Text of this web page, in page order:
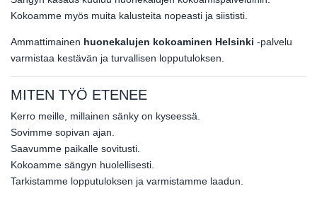
Kokoamme myös muita kalusteita nopeasti ja siististi.
Ammattimainen huonekalujen kokoaminen Helsinki -palvelu
varmistaa kestävän ja turvallisen lopputuloksen.
MITEN TYÖ ETENEE
Kerro meille, millainen sänky on kyseessä.
Sovimme sopivan ajan.
Saavumme paikalle sovitusti.
Kokoamme sängyn huolellisesti.
Tarkistamme lopputuloksen ja varmistamme laadun.